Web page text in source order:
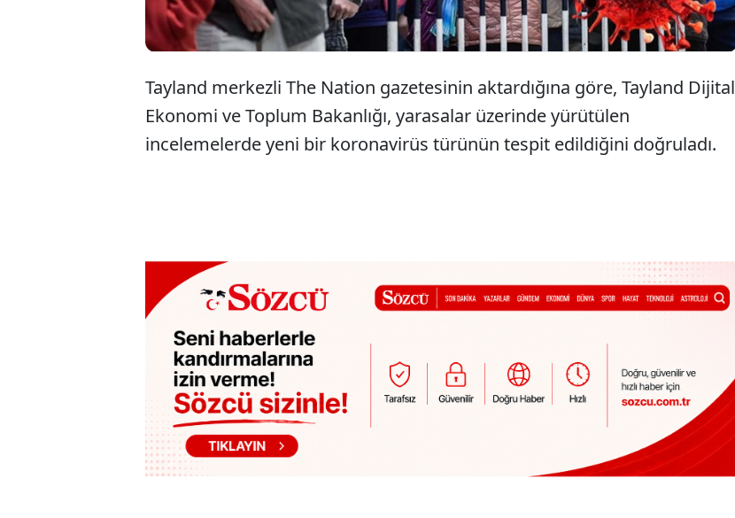
Tayland merkezli The Nation gazetesinin aktardığına göre, Tayland Dijital
Ekonomi ve Toplum Bakanlığı, yarasalar üzerinde yürütülen
incelemelerde yeni bir koronavirüs türünün tespit edildiğini doğruladı.